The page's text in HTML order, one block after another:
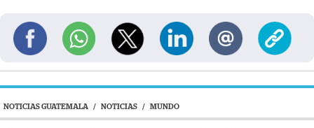
NOTICIAS GUATEMALA / NOTICIAS / MUNDO